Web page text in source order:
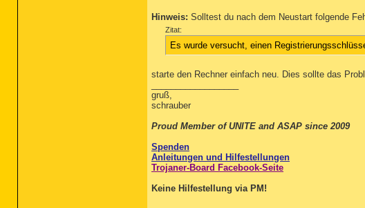
Hinweis: Solltest du nach dem Neustart folgende
Zitat:
Es wurde versucht, einen
starte den Rechner einfach neu. Dies sollte das
gruß,
schrauber
Proud Member of UNITE and ASAP since 2009
Spenden
Anleitungen und Hilfestellungen
Trojaner-Board Facebook-Seite
Keine Hilfestellung via PM!